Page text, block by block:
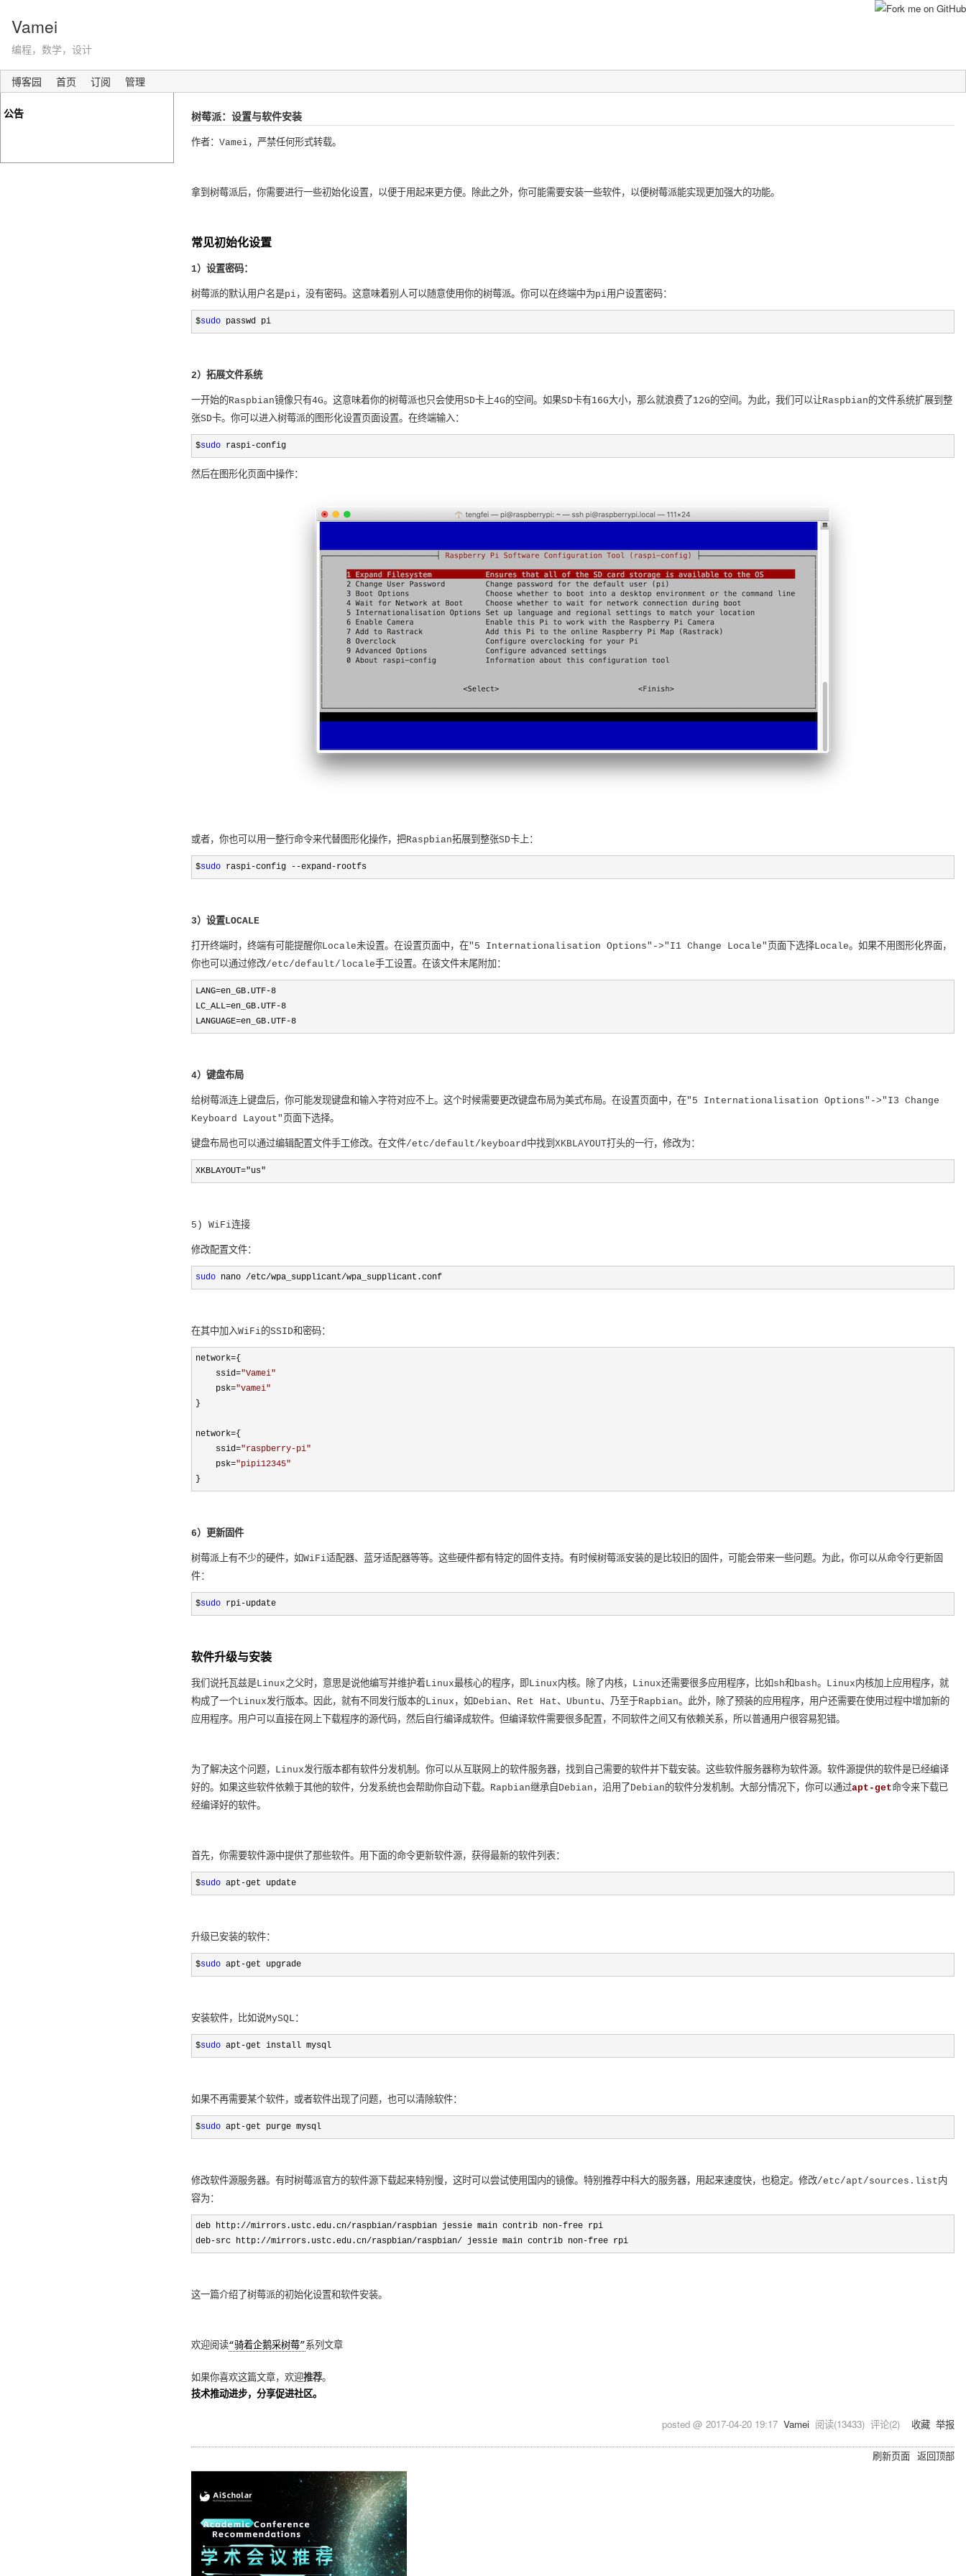
Vamei
编程，数学，设计
博客园 首页 订阅 管理
树莓派：设置与软件安装
作者：Vamei，严禁任何形式转载。
拿到树莓派后，你需要进行一些初始化设置，以便于用起来更方便。除此之外，你可能需要安装一些软件，以便树莓派能实现更加强大的功能。
常见初始化设置
1）设置密码：
树莓派的默认用户名是pi，没有密码。这意味着别人可以随意使用你的树莓派。你可以在终端中为pi用户设置密码：
$sudo passwd pi
2）拓展文件系统
一开始的Raspbian镜像只有4G。这意味着你的树莓派也只会使用SD卡上4G的空间。如果SD卡有16G大小，那么就浪费了12G的空间。为此，我们可以让Raspbian的文件系统扩展到整
张SD卡。你可以进入树莓派的图形化设置页面设置。在终端输入：
$sudo raspi-config
然后在图形化页面中操作：
或者，你也可以用一整行命令来代替图形化操作，把Raspbian拓展到整张SD卡上：
$sudo raspi-config --expand-rootfs
3）设置LOCALE
打开终端时，终端有可能提醒你Locale未设置。在设置页面中，在"5 Internationalisation Options"->"I1 Change Locale"页面下选择Locale。如果不用图形化界面，
你也可以通过修改/etc/default/locale手工设置。在该文件末尾附加：
LANG=en_GB.UTF-8
LC_ALL=en_GB.UTF-8
LANGUAGE=en_GB.UTF-8
4）键盘布局
给树莓派连上键盘后，你可能发现键盘和输入字符对应不上。这个时候需要更改键盘布局为美式布局。在设置页面中，在"5 Internationalisation Options"->"I3 Change
Keyboard Layout"页面下选择。
键盘布局也可以通过编辑配置文件手工修改。在文件/etc/default/keyboard中找到XKBLAYOUT打头的一行，修改为：
XKBLAYOUT="us"
5) WiFi连接
修改配置文件：
sudo nano /etc/wpa_supplicant/wpa_supplicant.conf
在其中加入WiFi的SSID和密码：
network={
    ssid
="Vamei"
    psk
="vamei"
}
network={
    ssid
="raspberry-pi"
    psk
="pipi12345"
}
6）更新固件
树莓派上有不少的硬件，如WiFi适配器、蓝牙适配器等等。这些硬件都有特定的固件支持。有时候树莓派安装的是比较旧的固件，可能会带来一些问题。为此，你可以从命令行更新固
件：
$sudo rpi-update
软件升级与安装
我们说托瓦兹是Linux之父时，意思是说他编写并维护着Linux最核心的程序，即Linux内核。除了内核，Linux还需要很多应用程序，比如sh和bash。Linux内核加上应用程序，就
构成了一个Linux发行版本。因此，就有不同发行版本的Linux，如Debian、Ret Hat、Ubuntu、乃至于Rapbian。此外，除了预装的应用程序，用户还需要在使用过程中增加新的
应用程序。用户可以直接在网上下载程序的源代码，然后自行编译成软件。但编译软件需要很多配置，不同软件之间又有依赖关系，所以普通用户很容易犯错。
为了解决这个问题，Linux发行版本都有软件分发机制。你可以从互联网上的软件服务器，找到自己需要的软件并下载安装。这些软件服务器称为软件源。软件源提供的软件是已经编译
好的。如果这些软件依赖于其他的软件，分发系统也会帮助你自动下载。Rapbian继承自Debian，沿用了Debian的软件分发机制。大部分情况下，你可以通过apt-get命令来下载已
经编译好的软件。
首先，你需要软件源中提供了那些软件。用下面的命令更新软件源，获得最新的软件列表：
$sudo apt-get update
升级已安装的软件：
$sudo apt-get upgrade
安装软件，比如说MySQL：
$sudo apt-get install mysql
如果不再需要某个软件，或者软件出现了问题，也可以清除软件：
$sudo apt-get purge mysql
修改软件源服务器。有时树莓派官方的软件源下载起来特别慢，这时可以尝试使用国内的镜像。特别推荐中科大的服务器，用起来速度快，也稳定。修改/etc/apt/sources.list内
容为：
deb http://mirrors.ustc.edu.cn/raspbian/raspbian jessie main contrib non-free rpi
deb-src http://mirrors.ustc.edu.cn/raspbian/raspbian/ jessie main contrib non-free rpi
这一篇介绍了树莓派的初始化设置和软件安装。
欢迎阅读“骑着企鹅采树莓” 系列文章
如果你喜欢这篇文章，欢迎推荐。
技术推动进步，分享促进社区。
posted @ 2017-04-20 19:17 Vamei 阅读(13433) 评论(2) 收藏 举报
刷新页面 返回顶部
公告